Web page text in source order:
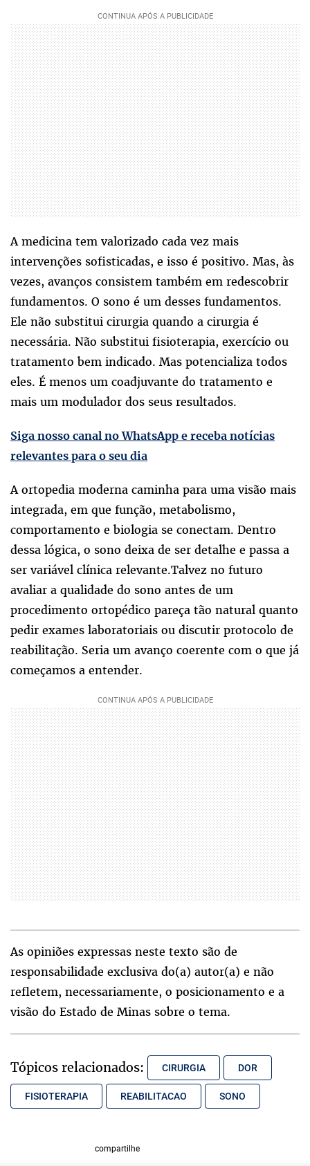
A medicina tem valorizado cada vez mais
intervenções sofisticadas, e isso é positivo. Mas, às
vezes, avanços consistem também em redescobrir
fundamentos. O sono é um desses fundamentos.
Ele não substitui cirurgia quando a cirurgia é
necessária. Não substitui fisioterapia, exercício ou
tratamento bem indicado. Mas potencializa todos
eles. É menos um coadjuvante do tratamento e
mais um modulador dos seus resultados.
Siga nosso canal no WhatsApp e receba notícias
relevantes para o seu dia
A ortopedia moderna caminha para uma visão mais
integrada, em que função, metabolismo,
comportamento e biologia se conectam. Dentro
dessa lógica, o sono deixa de ser detalhe e passa a
ser variável clínica relevante.Talvez no futuro
avaliar a qualidade do sono antes de um
procedimento ortopédico pareça tão natural quanto
pedir exames laboratoriais ou discutir protocolo de
reabilitação. Seria um avanço coerente com o que já
começamos a entender.
As opiniões expressas neste texto são de
responsabilidade exclusiva do(a) autor(a) e não
refletem, necessariamente, o posicionamento e a
visão do Estado de Minas sobre o tema.
Tópicos relacionados: CIRURGIA DOR
FISIOTERAPIA REABILITACAO SONO
compartilhe